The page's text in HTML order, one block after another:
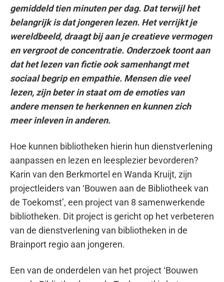
gemiddeld tien minuten per dag. Dat terwijl het
belangrijk is dat jongeren lezen. Het verrijkt je
wereldbeeld, draagt bij aan je creatieve vermogen
en vergroot de concentratie. Onderzoek toont aan
dat het lezen van fictie ook samenhangt met
sociaal begrip en empathie. Mensen die veel
lezen, zijn beter in staat om de emoties van
andere mensen te herkennen en kunnen zich
meer inleven in anderen.
Hoe kunnen bibliotheken hierin hun dienstverlening
aanpassen en lezen en leesplezier bevorderen?
Karin van den Berkmortel en Wanda Kruijt, zijn
projectleiders van ‘Bouwen aan de Bibliotheek van
de Toekomst’, een project van 8 samenwerkende
bibliotheken. Dit project is gericht op het verbeteren
van de dienstverlening van bibliotheken in de
Brainport regio aan jongeren.
Een van de onderdelen van het project ‘Bouwen